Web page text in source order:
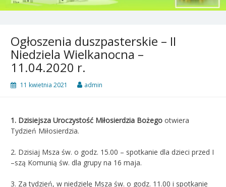
Ogłoszenia duszpasterskie – II
Niedziela Wielkanocna –
11.04.2020 r.
11 kwietnia 2021 admin
1. Dzisiejsza Uroczystość Miłosierdzia Bożego otwiera
Tydzień Miłosierdzia.
2. Dzisiaj Msza św. o godz. 15.00 – spotkanie dla dzieci przed I
–szą Komunią św. dla grupy na 16 maja.
3. Za tydzień, w niedzielę Msza św. o godz. 11.00 i spotkanie